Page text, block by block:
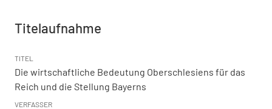
Titelaufnahme
TITEL
Die wirtschaftliche Bedeutung Oberschlesiens für das
Reich und die Stellung Bayerns
VERFASSER